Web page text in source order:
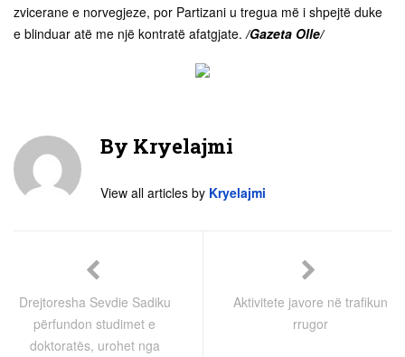
zvicerane e norvegjeze, por Partizani u tregua më i shpejtë duke
e blinduar atë me një kontratë afatgjate. /Gazeta Olle/
By Kryelajmi
View all articles by Kryelajmi
Drejtoresha Sevdie Sadiku
përfundon studimet e
doktoratës, urohet nga
Aktivitete javore në trafikun
rrugor